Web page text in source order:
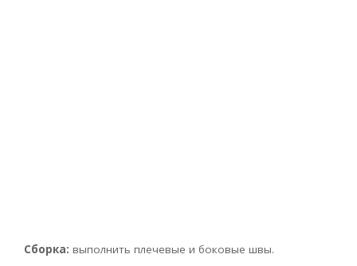
Сборка: выполнить плечевые и боковые швы.